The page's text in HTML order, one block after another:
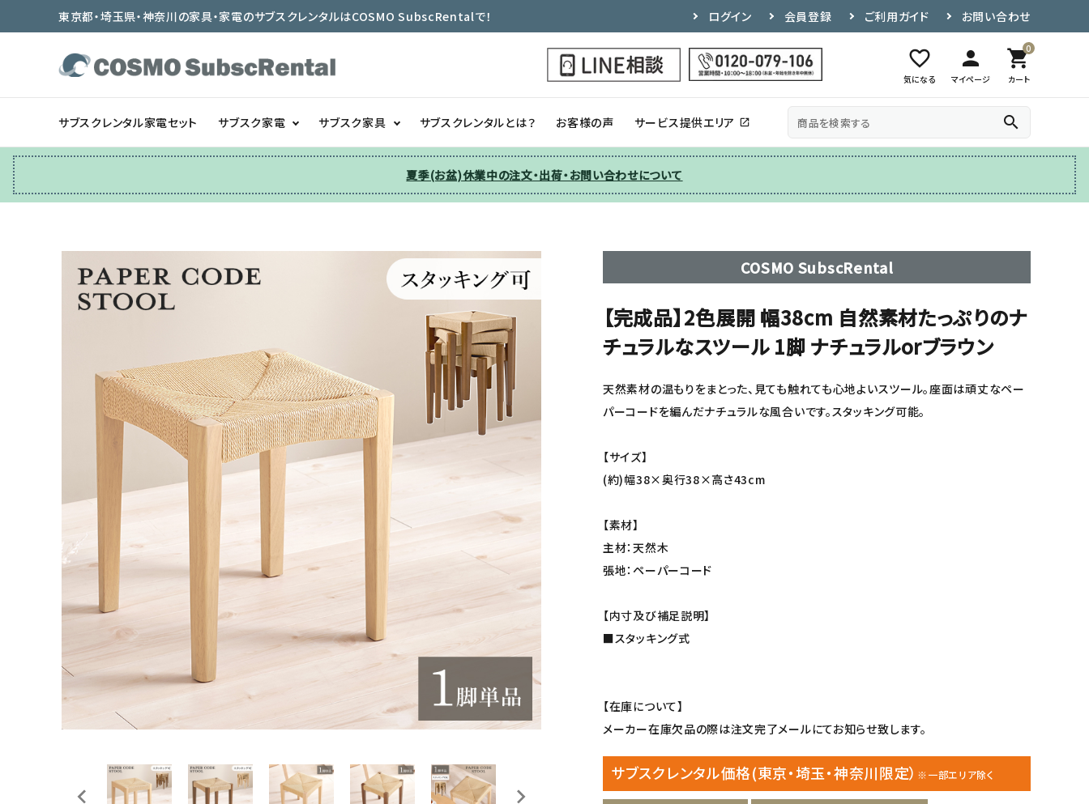
東京都・埼玉県・神奈川の家具・家電のサブスクレンタルはCOSMO SubscRentalで！ ログイン 会員登録 ご利用ガイド お問い合わせ
favorite_border
気になる
person
マイページ
0
shopping_cart
カート
サブスクレンタル家電セット サブスク家電
冷蔵庫 洗濯機 季節家電 その他
サブスク家具
テーブル/デスク チェア ソファー テレビ台
サブスクレンタルとは？ お客様の声 サービス提供エリア open_in_new search
夏季(お盆)休業中の注文・出荷・お問い合わせについて
COSMO SubscRental
【完成品】2色展開 幅38cm 自然素材たっぷりのナ
チュラルなスツール 1脚 ナチュラルorブラウン
天然素材の温もりをまとった、見ても触れても心地よいスツール。座面は頑丈なペー
パーコードを編んだナチュラルな風合いです。スタッキング可能。
【サイズ】
(約)幅38×奥行38×高さ43cm
【素材】
主材：天然木
張地：ペーパーコード
【内寸及び補足説明】
■スタッキング式
【在庫について】
メーカー在庫欠品の際は注文完了メールにてお知らせ致します。
サブスクレンタル価格(東京・埼玉・神奈川限定） ※一部エリア除く